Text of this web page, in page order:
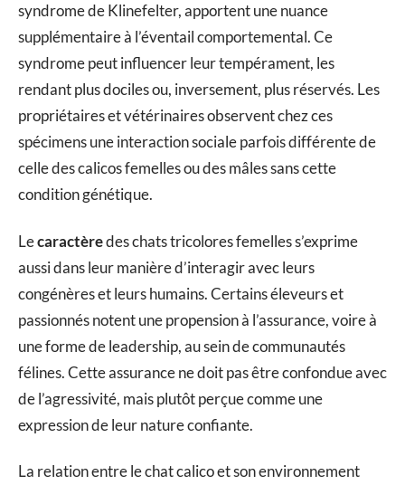
syndrome de Klinefelter, apportent une nuance
supplémentaire à l’éventail comportemental. Ce
syndrome peut influencer leur tempérament, les
rendant plus dociles ou, inversement, plus réservés. Les
propriétaires et vétérinaires observent chez ces
spécimens une interaction sociale parfois différente de
celle des calicos femelles ou des mâles sans cette
condition génétique.
Lecaractèredes chats tricolores femelles s’exprime
aussi dans leur manière d’interagir avec leurs
congénères et leurs humains. Certains éleveurs et
passionnés notent une propension à l’assurance, voire à
une forme de leadership, au sein de communautés
félines. Cette assurance ne doit pas être confondue avec
de l’agressivité, mais plutôt perçue comme une
expression de leur nature confiante.
La relation entre le chat calico et son environnement